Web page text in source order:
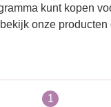
kunt kopen
onze producten
1